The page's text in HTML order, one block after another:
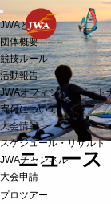
t
o
g
g
l
e
n
a
v
i
g
a
t
i
o
n
JWAとは
団体概要
競技ルール
活動報告
JWAオフィシャルパート
寄付について
大会情報
スケジュール・リザルト
JWAチャンネル
大会申請
プロツアー
ニュース